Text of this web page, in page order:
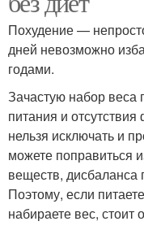
Похудение —
дней невозможно
годами.
Зачастую набор веса
питания и
нельзя исключать и
можете поправиться
веществ, дисбаланса
Поэтому, если
набираете вес, стоит